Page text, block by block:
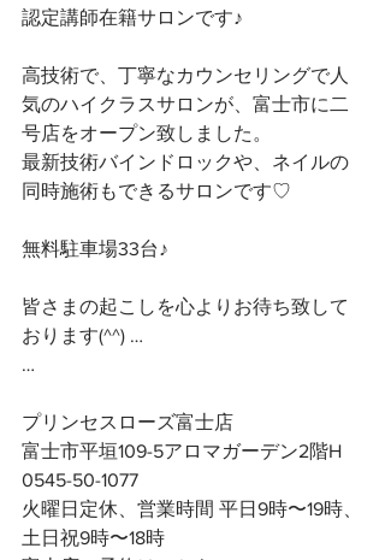
認定講師在籍サロンです♪
高技術で、丁寧なカウンセリングで人
気のハイクラスサロンが、富士市に二
号店をオープン致しました。
最新技術バインドロックや、ネイルの
同時施術もできるサロンです♡
無料駐車場33台♪
皆さまの起こしを心よりお待ち致して
おります(^^) …
…
プリンセスローズ富士店
富士市平垣109-5アロマガーデン2階H
0545-50-1077
火曜日定休、営業時間 平日9時〜19時、
土日祝9時〜18時